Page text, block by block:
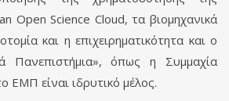
Open Science Cloud, τα βιομηχανικά
και η επιχειρηματικότητα και ο
Πανεπιστήμια», όπως η Συμμαχία
ΕΜΠ είναι ιδρυτικό μέλος.